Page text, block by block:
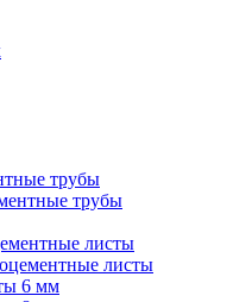
трубы
трубы
листы
листы
6 мм